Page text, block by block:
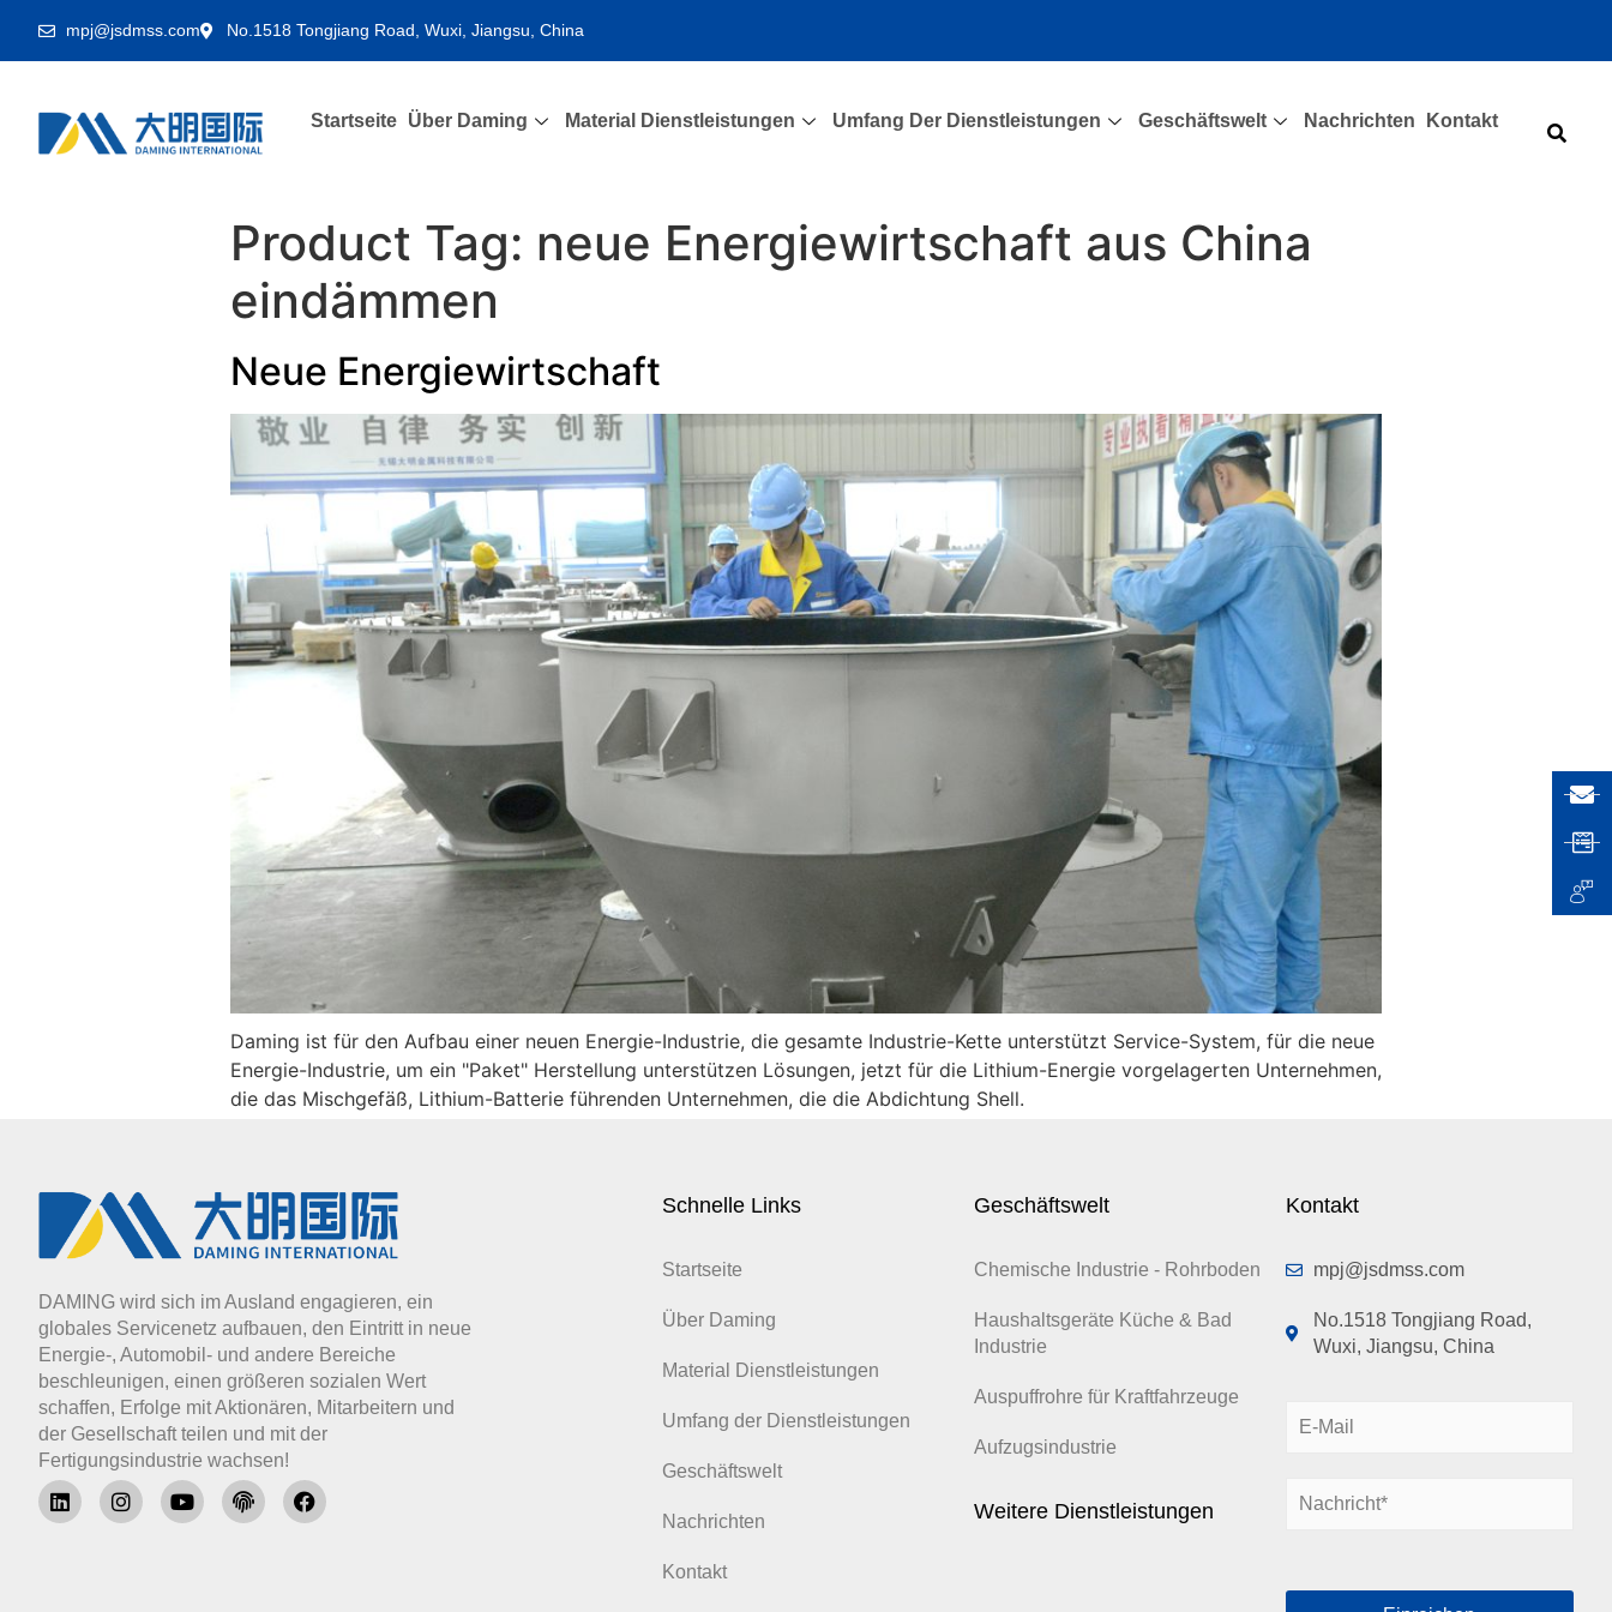
mpj@jsdmss.com No.1518 Tongjiang Road, Wuxi, Jiangsu, China
Startseite Über Daming Material Dienstleistungen Umfang Der Dienstleistungen Geschäftswelt Nachrichten Kontakt
Product Tag: neue Energiewirtschaft aus China
eindämmen
Neue Energiewirtschaft
Daming ist für den Aufbau einer neuen Energie-Industrie, die gesamte Industrie-Kette unterstützt Service-System, für die neue
Energie-Industrie, um ein "Paket" Herstellung unterstützen Lösungen, jetzt für die Lithium-Energie vorgelagerten Unternehmen,
die das Mischgefäß, Lithium-Batterie führenden Unternehmen, die die Abdichtung Shell.
DAMING wird sich im Ausland engagieren, ein
globales Servicenetz aufbauen, den Eintritt in neue
Energie-, Automobil- und andere Bereiche
beschleunigen, einen größeren sozialen Wert
schaffen, Erfolge mit Aktionären, Mitarbeitern und
der Gesellschaft teilen und mit der
Fertigungsindustrie wachsen!
Schnelle Links
Startseite
Über Daming
Material Dienstleistungen
Umfang der Dienstleistungen
Geschäftswelt
Nachrichten
Kontakt
Geschäftswelt
Chemische Industrie - Rohrboden
Haushaltsgeräte Küche & Bad
Industrie
Auspuffrohre für Kraftfahrzeuge
Aufzugsindustrie
Weitere Dienstleistungen
Kontakt
mpj@jsdmss.com
No.1518 Tongjiang Road,
Wuxi, Jiangsu, China
r